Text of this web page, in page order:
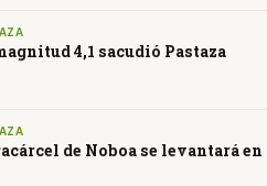
4,1 sacudió Pastaza
de Noboa se levantará en